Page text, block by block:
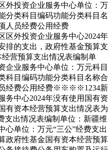
外投资企业服务中心单位：万
分类科目编码功能分类科目名
人员经费公用经费
区外投资企业服务中心2024年
排的支出，政府性基金预算支
经营预算支出情况表编制单
企业服务中心单位：万元科目
科目编码功能分类科目名称合
经费公用经费※ ※ ※ ※1 234新
务中心2024年没有使用国有资
有资本经营预算支出情况表为
支出情况表编制单位：新疆维
心单位：万元“三公”经费支出
政府性基金国有资本经营预算